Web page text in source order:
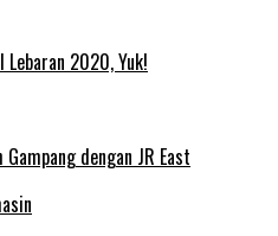
2020, Yuk!
dengan JR East